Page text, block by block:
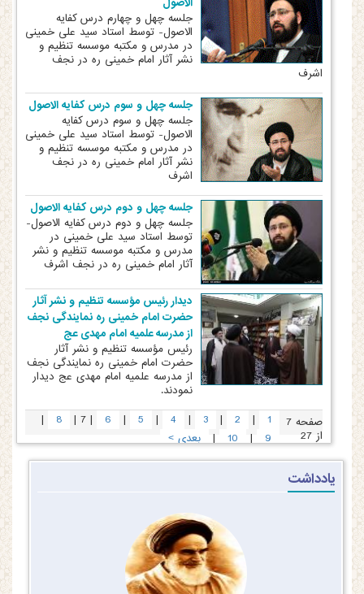
جلسه چهل و چهارم درس کفایه
الاصول- توسط استاد سید علی خمینی
در مدرس و مکتبه موسسه تنظیم و
نشر آثار امام خمینی ره در نجف
اشرف
جلسه چهل و سوم درس کفایه الاصول
جلسه چهل و سوم درس کفایه
الاصول- توسط استاد سید علی خمینی
در مدرس و مکتبه موسسه تنظیم و
نشر آثار امام خمینی ره در نجف
اشرف
جلسه چهل و دوم درس کفایه الاصول
جلسه چهل و دوم درس کفایه الاصول-
توسط استاد سید علی خمینی در
مدرس و مکتبه موسسه تنظیم و نشر
آثار امام خمینی ره در نجف اشرف
دیدار رئیس مؤسسه تنظیم و نشر آثار
حضرت امام خمینی ره نمایندگی نجف
از مدرسه علمیه امام مهدی عج
رئیس مؤسسه تنظیم و نشر آثار
حضرت امام خمینی ره نمایندگی نجف
از مدرسه علمیه امام مهدی عج دیدار
نمودند.
صفحه 7
از 27
1
|
2
|
3
|
4
|
5
|
6
|
7
|
8
|
9
|
10
| بعدی >
یادداشت